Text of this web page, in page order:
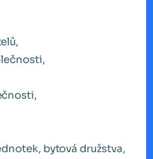
bytová družstva,